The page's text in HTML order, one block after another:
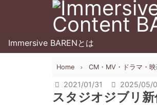
Immersive BARENとは
Home CM・MV・ドラマ・
2021/01/31 2025/05/
スタジオジブリ